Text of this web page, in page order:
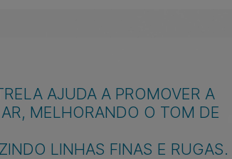
AJUDA A PROMOVER A
MELHORANDO O TOM DE
LINHAS FINAS E RUGAS.